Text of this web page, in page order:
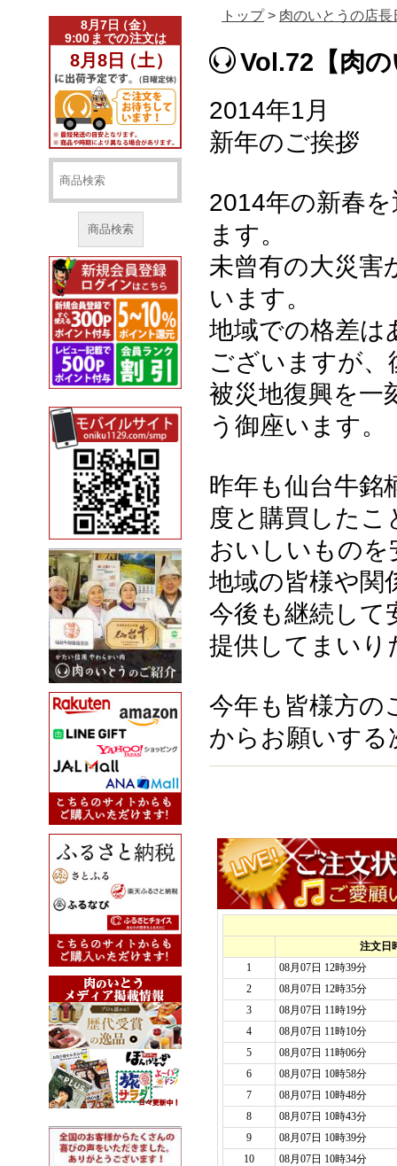
商品検索
トップ> 肉のいとうの店長
Vol.72【肉
2014年1月
新年のご挨拶
2014年の新春
ます。
未曾有の大災害
います。
地域での格差は
ございますが
被災地復興を一
う御座います。
昨年も仙台牛銘
度と購買したこ
おいしいもの
地域の皆様や関
今後も継続して
提供してまいり
今年も皆様方の
からお願いする